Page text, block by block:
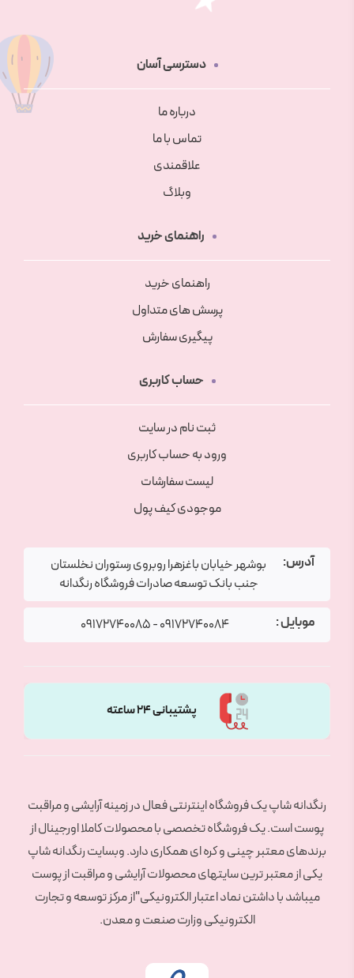
دسترسی آسان
درباره ما
تماس با ما
علاقمندی
وبلاگ
راهنمای خرید
راهنمای خرید
پرسش های متداول
پیگیری سفارش
حساب کاربری
ثبت نام در سایت
ورود به حساب کاربری
لیست سفارشات
موجودی کیف پول
آدرس:
بوشهر خیابان باغزهرا روبروی رستوران نخلستان
جنب بانک توسعه صادرات فروشگاه رنگدانه
موبایل : 09172740084
-
09172740085
پشتیبانی 24 ساعته
رنگدانه شاپ یک فروشگاه اینترنتی فعال در زمینه آرایشی و مراقبت
پوست است. یک فروشگاه تخصصی با محصولات کاملا اورجینال از
برندهای معتبر چینی و کره ای همکاری دارد. وبسایت رنگدانه شاپ
یکی از معتبر ترین سایتهای محصولات آرایشی و مراقبت از پوست
میباشد با داشتن نماد اعتبار الکترونیکی"از مرکز توسعه و تجارت
الکترونیکی وزارت صنعت و معدن.